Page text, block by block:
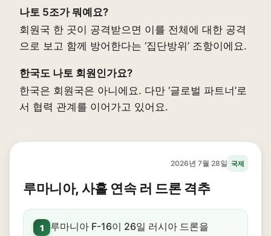
나토 5조가 뭐예요?
회원국 한 곳이 공격받으면 이를 전체에 대한 공격
으로 보고 함께 방어한다는 ‘집단방위’ 조항이에요.
한국도 나토 회원인가요?
한국은 회원국은 아니에요. 다만 ‘글로벌 파트너’로
서 협력 관계를 이어가고 있어요.
2026년 7월 28일 국제
루마니아, 사흘 연속 러 드론 격추
1
루마니아 F-16이 26일 러시아 드론을